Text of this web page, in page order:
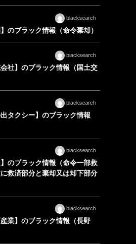
blacksearch
のブラック情報（命令棄却）
blacksearch
会社】のブラック情報（国土交
blacksearch
出タクシー】のブラック情報
blacksearch
】のブラック情報（命令一部救
救済部分と棄却又は却下部分
blacksearch
産業】のブラック情報（長野